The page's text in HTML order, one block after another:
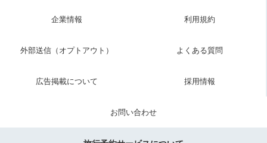
企業情報 利用規約
外部送信（オプトアウト） よくある質問
広告掲載について 採用情報
お問い合わせ